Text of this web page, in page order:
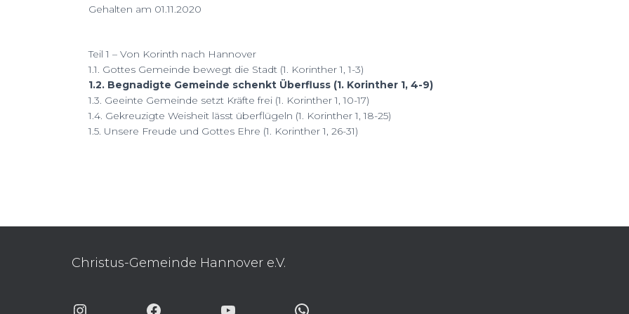
Gehalten am 01.11.2020
Teil 1 – Von Korinth nach Hannover
1.1. Gottes Gemeinde bewegt die Stadt (1. Korinther 1, 1-3)
1.2. Begnadigte Gemeinde schenkt Überfluss (1. Korinther 1, 4-9)
1.3. Geeinte Gemeinde setzt Kräfte frei (1. Korinther 1, 10-17)
1.4. Gekreuzigte Weisheit lässt überflügeln (1. Korinther 1, 18-25)
1.5. Unsere Freude und Gottes Ehre (1. Korinther 1, 26-31)
Christus-Gemeinde Hannover e.V.